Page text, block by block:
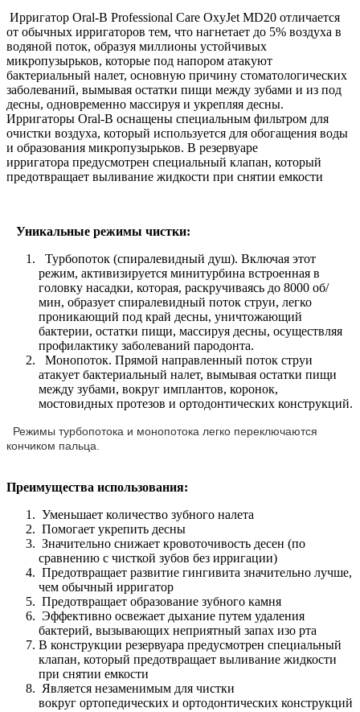
Ирригатор Oral-B Professional Care OxyJet MD20 отличается
от обычных ирригаторов тем, что нагнетает до 5% воздуха в
водяной поток, образуя миллионы устойчивых
микропузырьков, которые под напором атакуют
бактериальный налет, основную причину стоматологических
заболеваний, вымывая остатки пищи между зубами и из под
десны, одновременно массируя и укрепляя десны.
Ирригаторы Oral-B оснащены специальным фильтром для
очистки воздуха, который используется для обогащения воды
и образования микропузырьков. В резервуаре
ирригатора предусмотрен специальный клапан, который
предотвращает выливание жидкости при снятии емкости
Уникальные режимы чистки:
Турбопоток (спиралевидный душ). Включая этот
режим, активизируется минитурбина встроенная в
головку насадки, которая, раскручиваясь до 8000 об/
мин, образует спиралевидный поток струи, легко
проникающий под край десны, уничтожающий
бактерии, остатки пищи, массируя десны, осуществляя
профилактику заболеваний пародонта.
Монопоток. Прямой направленный поток струи
атакует бактериальный налет, вымывая остатки пищи
между зубами, вокруг имплантов, коронок,
мостовидных протезов и ортодонтических конструкций.
Режимы турбопотока и монопотока легко переключаются
кончиком пальца.
Преимущества использования:
Уменьшает количество зубного налета
Помогает укрепить десны
Значительно снижает кровоточивость десен (по
сравнению с чисткой зубов без ирригации)
Предотвращает развитие гингивита значительно лучше,
чем обычный ирригатор
Предотвращает образование зубного камня
Эффективно освежает дыхание путем удаления
бактерий, вызывающих неприятный запах изо рта
В конструкции резервуара предусмотрен специальный
клапан, который предотвращает выливание жидкости
при снятии емкости
Является незаменимым для чистки
вокруг ортопедических и ортодонтических конструкций